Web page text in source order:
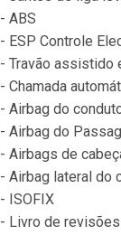
- ABS
- ESP Controle
- Travão assistido
- Chamada
- Airbag do
- Airbag do
- Airbags de
- Airbag lateral do
- ISOFIX
- Livro de